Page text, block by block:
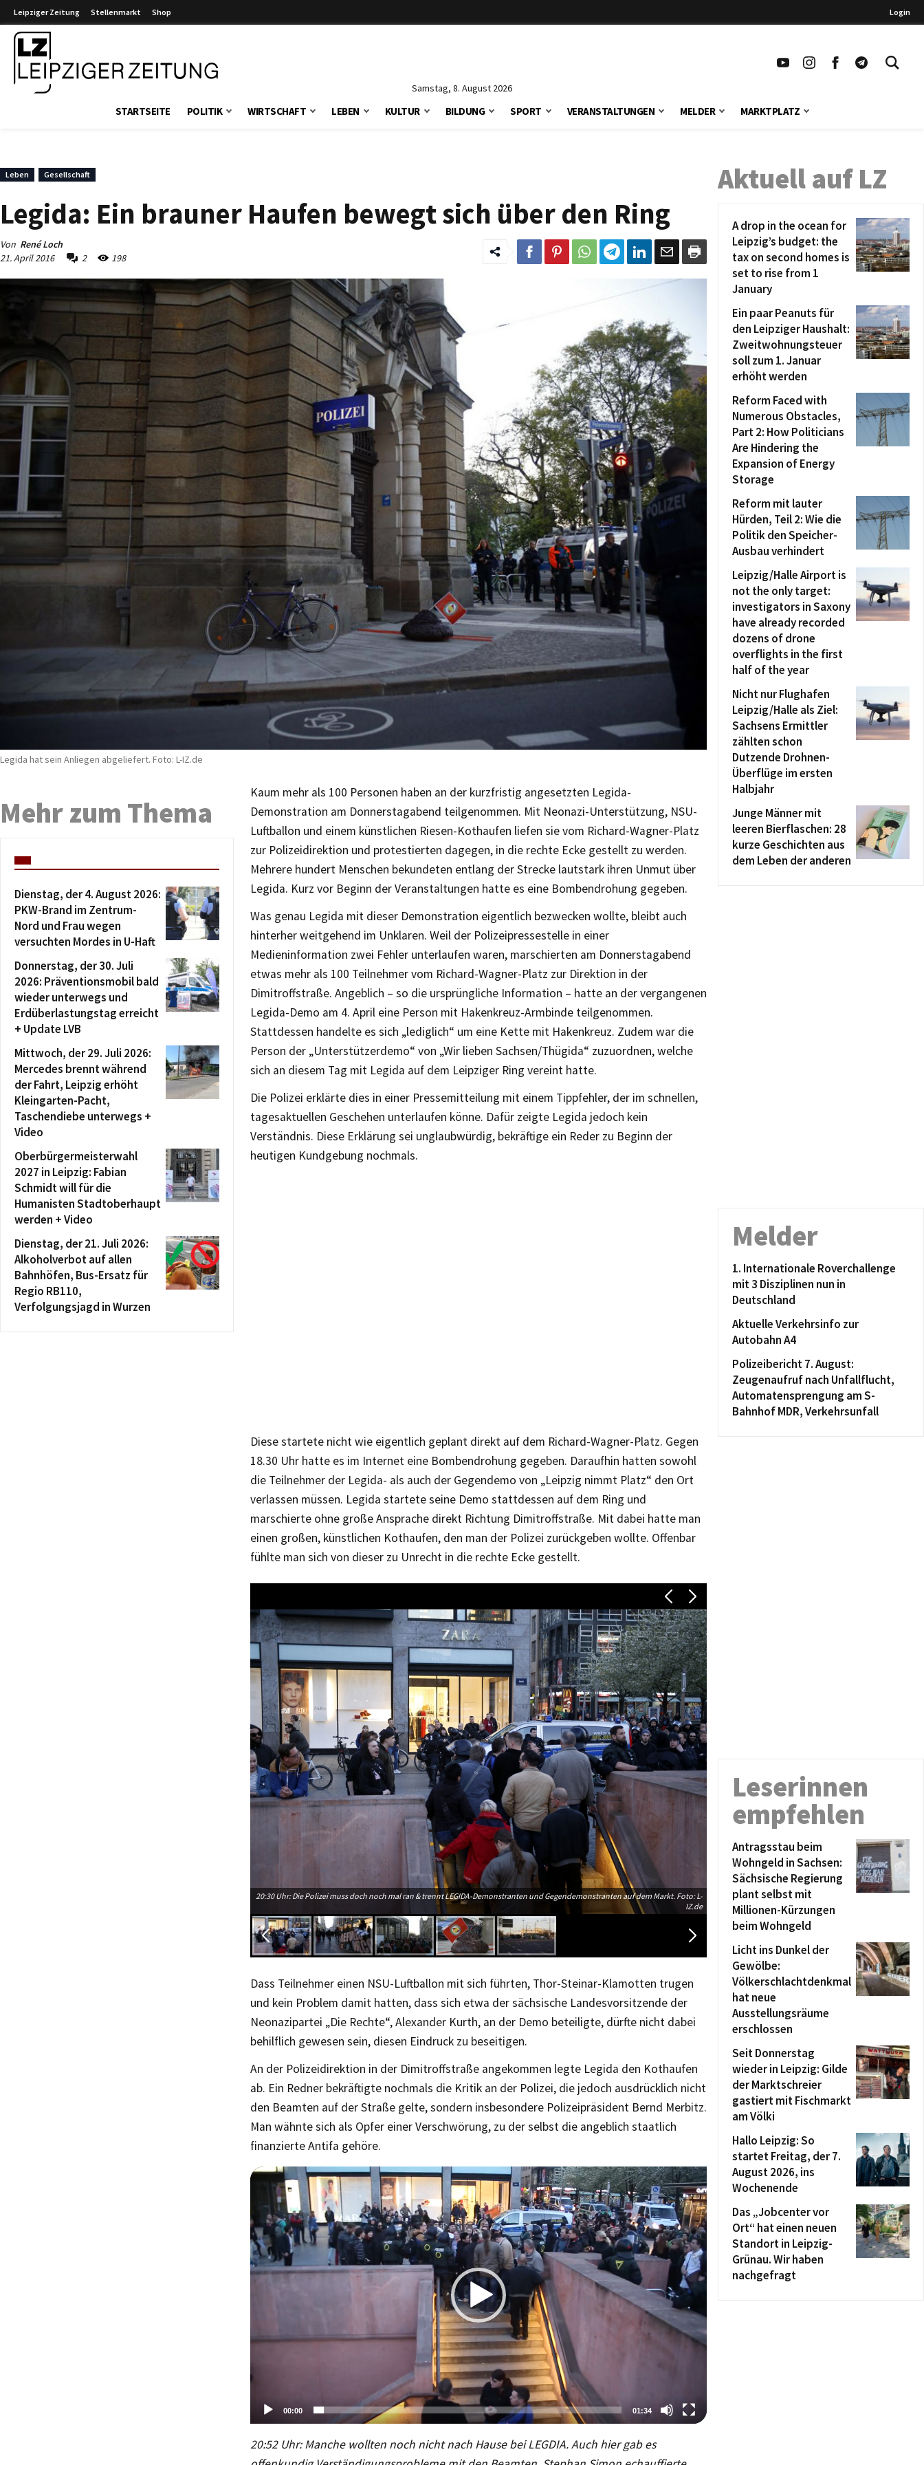
Leipziger Zeitung Stellenmarkt Shop Login
Samstag, 8. August 2026
STARTSEITE POLITIK WIRTSCHAFT LEBEN KULTUR BILDUNG SPORT VERANSTALTUNGEN MELDER MARKTPLATZ
Leben Gesellschaft
Legida: Ein brauner Haufen bewegt sich über den Ring
Von René Loch
21. April 2016
2 198
Legida hat sein Anliegen abgeliefert. Foto: L-IZ.de
Kaum mehr als 100 Personen haben an der kurzfristig angesetzten Legida-
Demonstration am Donnerstagabend teilgenommen. Mit Neonazi-Unterstützung, NSU-
Luftballon und einem künstlichen Riesen-Kothaufen liefen sie vom Richard-Wagner-Platz
zur Polizeidirektion und protestierten dagegen, in die rechte Ecke gestellt zu werden.
Mehrere hundert Menschen bekundeten entlang der Strecke lautstark ihren Unmut über
Legida. Kurz vor Beginn der Veranstaltungen hatte es eine Bombendrohung gegeben.
Was genau Legida mit dieser Demonstration eigentlich bezwecken wollte, bleibt auch
hinterher weitgehend im Unklaren. Weil der Polizeipressestelle in einer
Medieninformation zwei Fehler unterlaufen waren, marschierten am Donnerstagabend
etwas mehr als 100 Teilnehmer vom Richard-Wagner-Platz zur Direktion in der
Dimitroffstraße. Angeblich – so die ursprüngliche Information – hatte an der vergangenen
Legida-Demo am 4. April eine Person mit Hakenkreuz-Armbinde teilgenommen.
Stattdessen handelte es sich „lediglich“ um eine Kette mit Hakenkreuz. Zudem war die
Person der „Unterstützerdemo“ von „Wir lieben Sachsen/Thügida“ zuzuordnen, welche
sich an diesem Tag mit Legida auf dem Leipziger Ring vereint hatte.
Die Polizei erklärte dies in einer Pressemitteilung mit einem Tippfehler, der im schnellen,
tagesaktuellen Geschehen unterlaufen könne. Dafür zeigte Legida jedoch kein
Verständnis. Diese Erklärung sei unglaubwürdig, bekräftige ein Reder zu Beginn der
heutigen Kundgebung nochmals.
Diese startete nicht wie eigentlich geplant direkt auf dem Richard-Wagner-Platz. Gegen
18.30 Uhr hatte es im Internet eine Bombendrohung gegeben. Daraufhin hatten sowohl
die Teilnehmer der Legida- als auch der Gegendemo von „Leipzig nimmt Platz“ den Ort
verlassen müssen. Legida startete seine Demo stattdessen auf dem Ring und
marschierte ohne große Ansprache direkt Richtung Dimitroffstraße. Mit dabei hatte man
einen großen, künstlichen Kothaufen, den man der Polizei zurückgeben wollte. Offenbar
fühlte man sich von dieser zu Unrecht in die rechte Ecke gestellt.
20:30 Uhr: Die Polizei muss doch noch mal ran & trennt LEGIDA-Demonstranten und Gegendemonstranten auf dem Markt. Foto: L-
IZ.de
20:18 Uhr: Viele LEGIDA-Gegner
Dass Teilnehmer einen NSU-Luftballon mit sich führten, Thor-Steinar-Klamotten trugen
und kein Problem damit hatten, dass sich etwa der sächsische Landesvorsitzende der
Neonazipartei „Die Rechte“, Alexander Kurth, an der Demo beteiligte, dürfte nicht dabei
behilflich gewesen sein, diesen Eindruck zu beseitigen.
An der Polizeidirektion in der Dimitroffstraße angekommen legte Legida den Kothaufen
ab. Ein Redner bekräftigte nochmals die Kritik an der Polizei, die jedoch ausdrücklich nicht
den Beamten auf der Straße gelte, sondern insbesondere Polizeipräsident Bernd Merbitz.
Man wähnte sich als Opfer einer Verschwörung, zu der selbst die angeblich staatlich
finanzierte Antifa gehöre.
Player
00:00 01:34
20:52 Uhr: Manche wollten noch nicht nach Hause bei LEGDIA. Auch hier gab es
Mehr zum Thema
Dienstag, der 4. August 2026:
PKW-Brand im Zentrum-
Nord und Frau wegen
versuchten Mordes in U-Haft
Donnerstag, der 30. Juli
2026: Präventionsmobil bald
wieder unterwegs und
Erdüberlastungstag erreicht
+ Update LVB
Mittwoch, der 29. Juli 2026:
Mercedes brennt während
der Fahrt, Leipzig erhöht
Kleingarten-Pacht,
Taschendiebe unterwegs +
Video
Oberbürgermeisterwahl
2027 in Leipzig: Fabian
Schmidt will für die
Humanisten Stadtoberhaupt
werden + Video
Dienstag, der 21. Juli 2026:
Alkoholverbot auf allen
Bahnhöfen, Bus-Ersatz für
Regio RB110,
Verfolgungsjagd in Wurzen
Aktuell auf LZ
A drop in the ocean for
Leipzig’s budget: the
tax on second homes is
set to rise from 1
January
Ein paar Peanuts für
den Leipziger Haushalt:
Zweitwohnungsteuer
soll zum 1. Januar
erhöht werden
Reform Faced with
Numerous Obstacles,
Part 2: How Politicians
Are Hindering the
Expansion of Energy
Storage
Reform mit lauter
Hürden, Teil 2: Wie die
Politik den Speicher-
Ausbau verhindert
Leipzig/Halle Airport is
not the only target:
investigators in Saxony
have already recorded
dozens of drone
overflights in the first
half of the year
Nicht nur Flughafen
Leipzig/Halle als Ziel:
Sachsens Ermittler
zählten schon
Dutzende Drohnen-
Überflüge im ersten
Halbjahr
Junge Männer mit
leeren Bierflaschen: 28
kurze Geschichten aus
dem Leben der anderen
Melder
1. Internationale Roverchallenge
mit 3 Disziplinen nun in
Deutschland
Aktuelle Verkehrsinfo zur
Autobahn A4
Polizeibericht 7. August:
Zeugenaufruf nach Unfallflucht,
Automatensprengung am S-
Bahnhof MDR, Verkehrsunfall
Leserinnen
empfehlen
Antragsstau beim
Wohngeld in Sachsen:
Sächsische Regierung
plant selbst mit
Millionen-Kürzungen
beim Wohngeld
Licht ins Dunkel der
Gewölbe:
Völkerschlachtdenkmal
hat neue
Ausstellungsräume
erschlossen
Seit Donnerstag
wieder in Leipzig: Gilde
der Marktschreier
gastiert mit Fischmarkt
am Völki
Hallo Leipzig: So
startet Freitag, der 7.
August 2026, ins
Wochenende
Das „Jobcenter vor
Ort“ hat einen neuen
Standort in Leipzig-
Grünau. Wir haben
nachgefragt